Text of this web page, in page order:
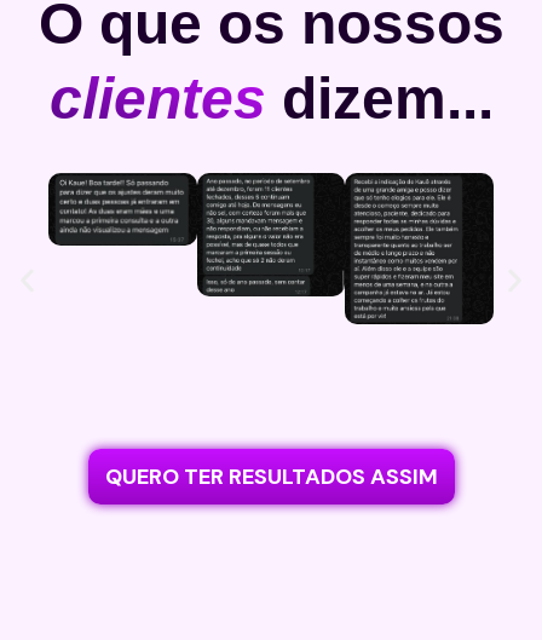
O que os nossos
clientes dizem...
QUERO TER RESULTADOS ASSIM